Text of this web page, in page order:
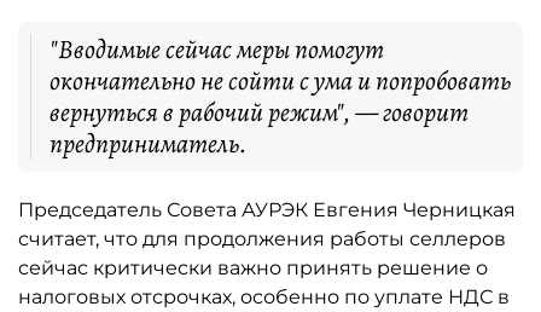
"Вводимые сейчас меры помогут
окончательно не сойти с ума и попробовать
вернуться в рабочий режим", — говорит
предприниматель.
Председатель Совета АУРЭК Евгения Черницкая
считает, что для продолжения работы селлеров
сейчас критически важно принять решение о
налоговых отсрочках, особенно по уплате НДС в